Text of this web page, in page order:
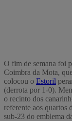
O fim de semana foi
Coimbra da Mota,
colocou o Estoril
(derrota por 1-0).
o recinto dos
referente aos quartos
sub-23 do emblema